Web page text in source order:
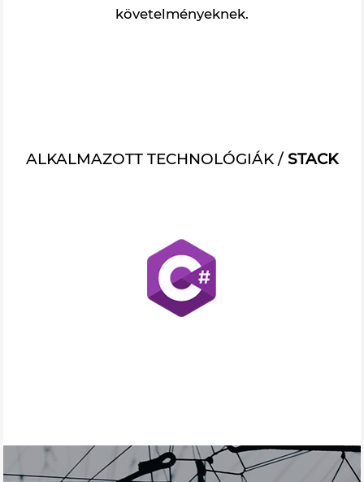
követelményeknek.
ALKALMAZOTT TECHNOLÓGIÁK / STACK